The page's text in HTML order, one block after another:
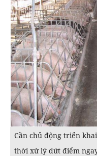
Cần chủ động triển
thời xử lý dứt điểm